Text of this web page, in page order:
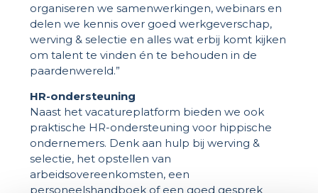
organiseren we samenwerkingen, webinars en
delen we kennis over goed werkgeverschap,
werving & selectie en alles wat erbij komt kijken
om talent te vinden én te behouden in de
paardenwereld.”
HR-ondersteuning
Naast het vacatureplatform bieden we ook
praktische HR-ondersteuning voor hippische
ondernemers. Denk aan hulp bij werving &
selectie, het opstellen van
arbeidsovereenkomsten, een
personeelshandboek of een goed gesprek